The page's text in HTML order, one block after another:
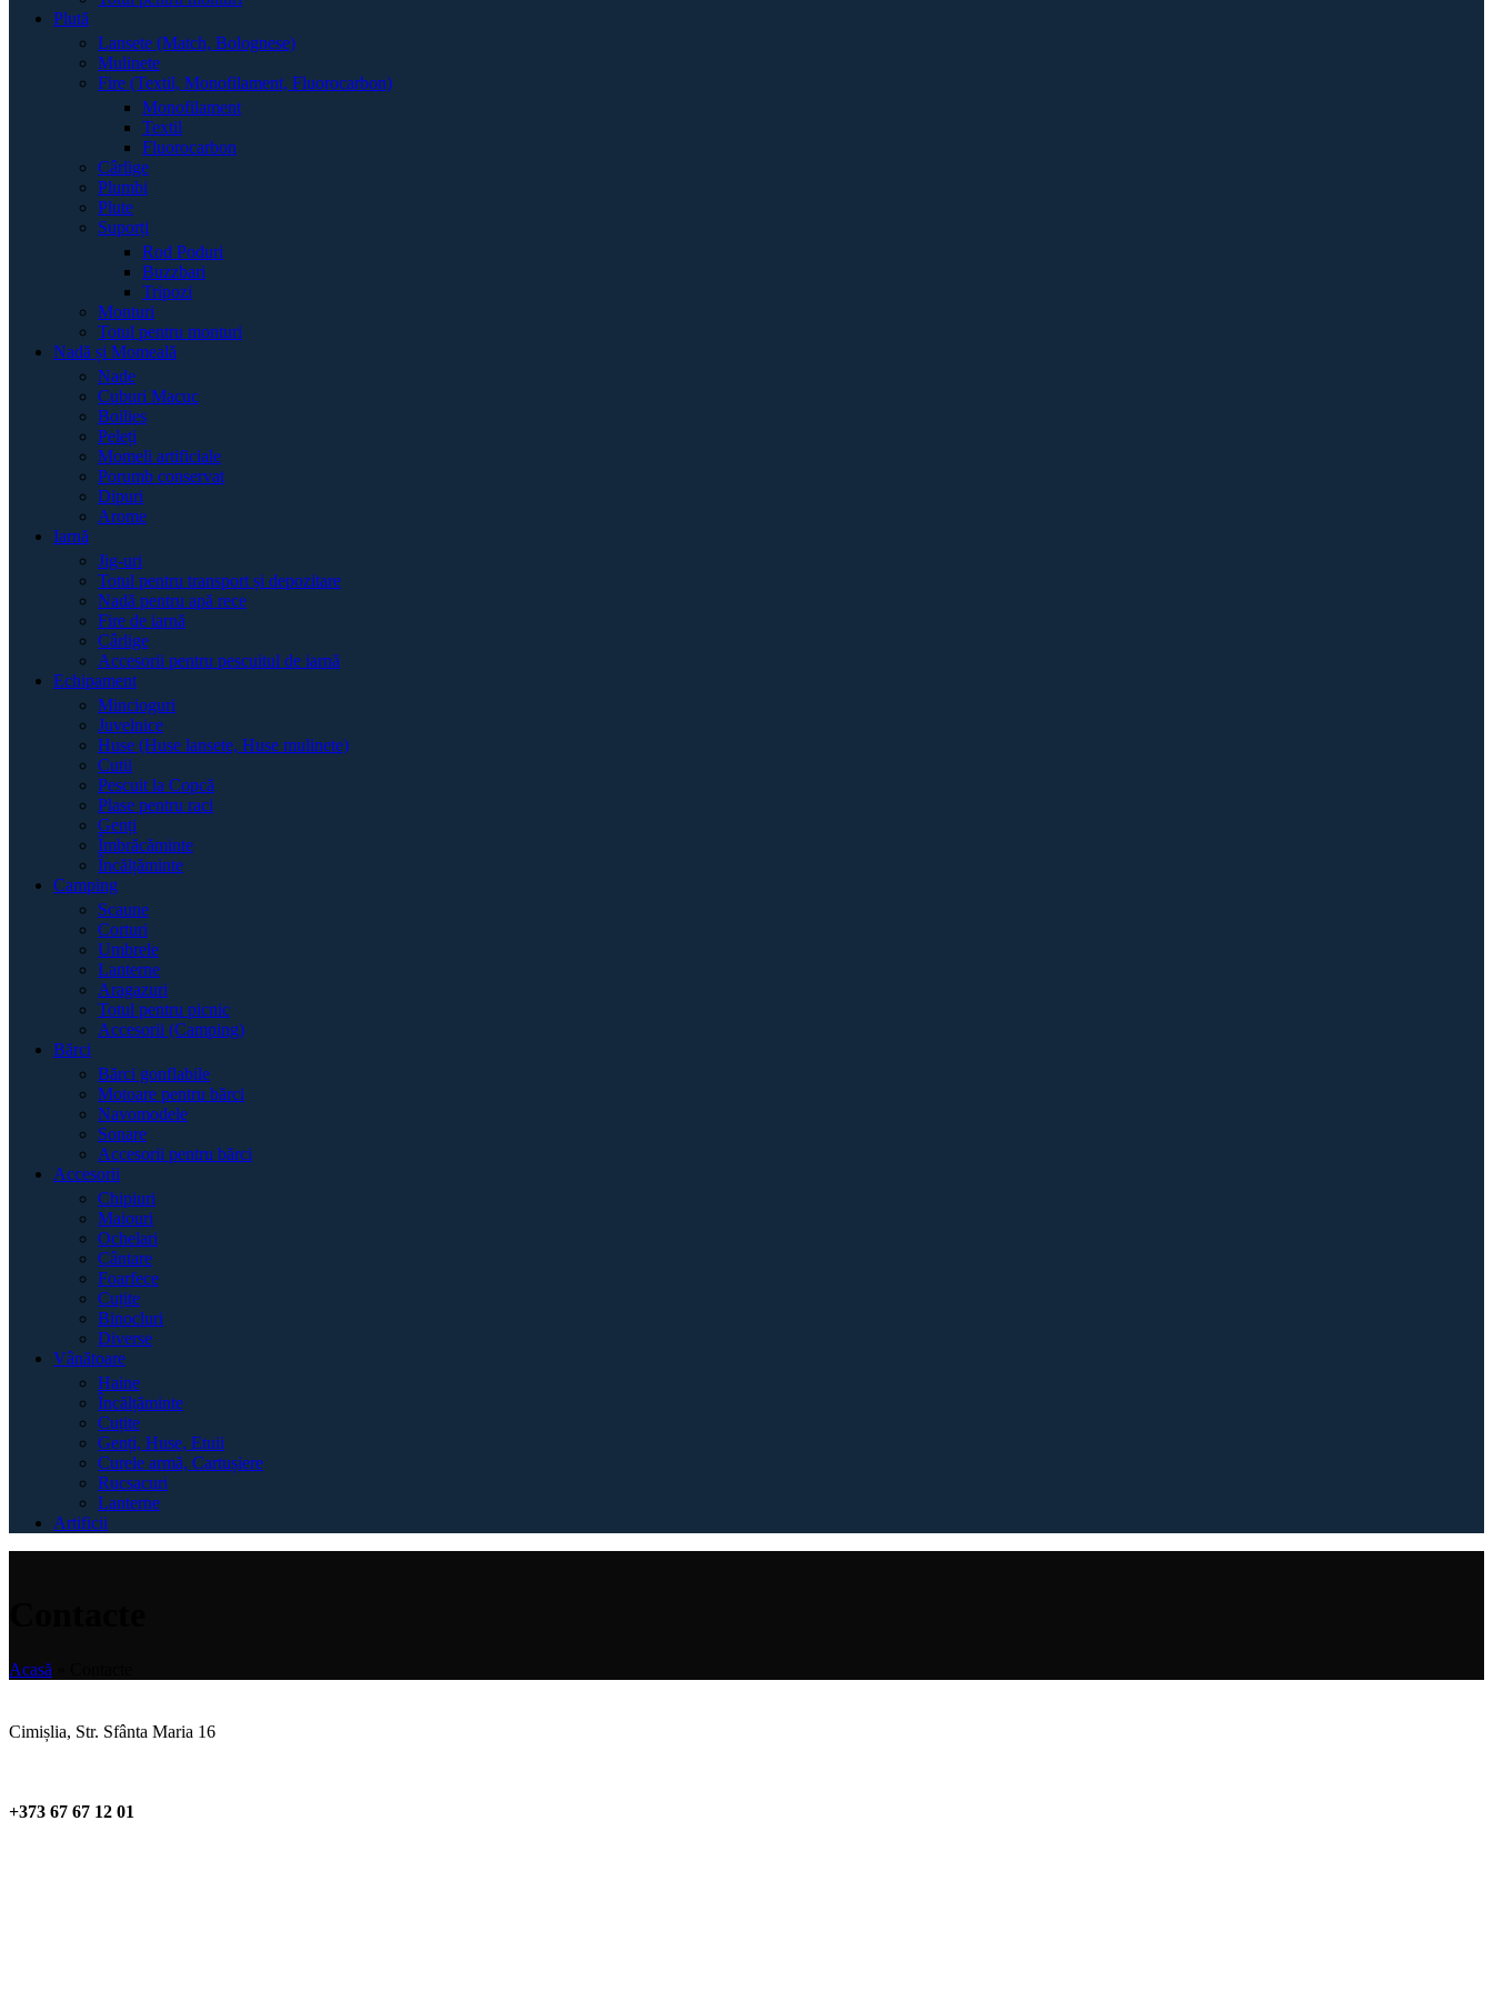
Plută
Lansete (Match, Bolognese)
Mulinete
Fire (Textil, Monofilament, Fluorocarbon)
Monofilament
Textil
Fluorocarbon
Cârlige
Plumbi
Plute
Suporți
Rod Poduri
Buzzbari
Tripozi
Monturi
Totul pentru monturi
Nadă și Momeală
Nade
Cuburi Macuc
Boilies
Peleți
Momeli artificiale
Porumb conservat
Dipuri
Arome
Iarnă
Jig-uri
Totul pentru transport și depozitare
Nadă pentru apă rece
Fire de iarnă
Cârlige
Accesorii pentru pescuitul de iarnă
Echipament
Mincioguri
Juvelnice
Huse (Huse lansete, Huse mulinete)
Cutii
Pescuit la Copcă
Plase pentru raci
Genți
Îmbrăcăminte
Încălțăminte
Camping
Scaune
Corturi
Umbrele
Lanterne
Aragazuri
Totul pentru picnic
Accesorii (Camping)
Bărci
Bărci gonflabile
Motoare pentru bărci
Navomodele
Sonare
Accesorii pentru bărci
Accesorii
Chipiuri
Maiouri
Ochelari
Cântare
Foarfece
Cuțite
Binocluri
Diverse
Vânătoare
Haine
Încălțăminte
Cuțite
Genți, Huse, Etuii
Curele armă, Cartușiere
Rucsacuri
Lanterne
Artificii
Acasă
Cimișlia, Str. Sfânta Maria 16
+373 67 67 12 01